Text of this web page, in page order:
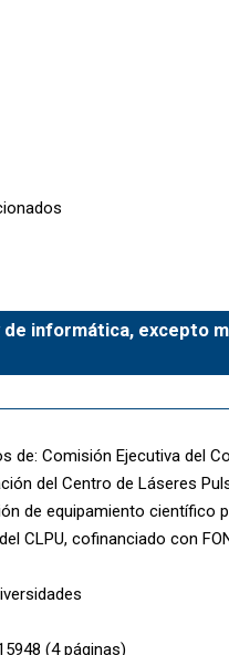
informática, excepto
Comisión Ejecutiva del
del Centro de Láseres
de equipamiento científico
CLPU, cofinanciado con
(4 páginas)